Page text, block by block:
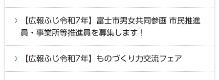
【広報ふじ令和7年】富士市男女共同参画 市民推進
員・事業所等推進員を募集します！
【広報ふじ令和7年】ものづくり力交流フェア